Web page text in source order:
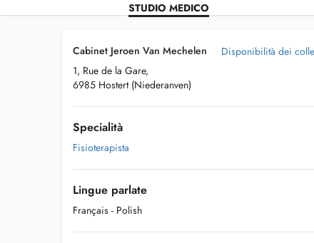
STUDIO MEDICO
Cabinet Jeroen Van Mechelen
1, Rue de la Gare,
6985 Hostert (Niederanven)
Disponibilità dei
Specialità
Fisioterapista
Lingue parlate
Français - Polish